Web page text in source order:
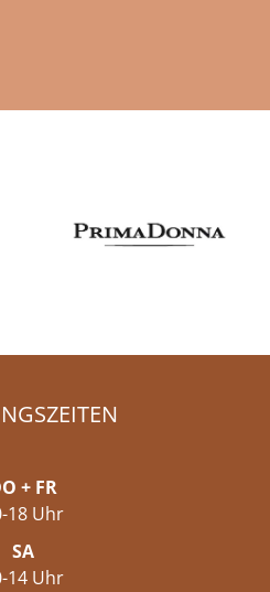
+ FR
18 Uhr
SA
14 Uhr